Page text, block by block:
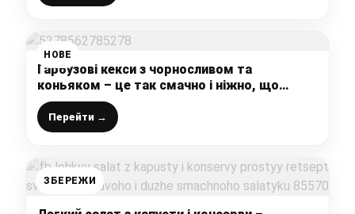
НОВЕ
Гарбузові кекси з чорносливом та
коньяком – це так смачно і ніжно, що
словами не передати. З останнього гарбуза
приготувала “гору” смакоти до чаю
Перейти →
ЗБЕРЕЖИ